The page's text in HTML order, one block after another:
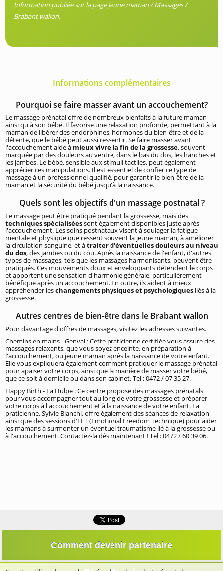
Information publiée sur la page Jeune maman / Massages /
Brabant wallon.
Informations complémentaires
Pourquoi se faire masser avant un accouchement?
Le massage prénatal offre de nombreux bienfaits à la future maman
ainsi qu'à son bébé. Il favorise une relaxation profonde, permettant à la
maman de libérer des endorphines, hormones du bien-être et de la
détente, que le bébé peut aussi ressentir. Se faire masser avant
l'accouchement aide à mieux vivre la fin de la grossesse, souvent
marquée par des douleurs au ventre, dans le bas du dos, les hanches et
les jambes. Le bébé, sensible aux stimuli tactiles, peut également
apprécier ces manipulations. Il est essentiel de confier ce type de
massage à un professionnel qualifié, pour garantir le bien-être de la
maman et la sécurité du bébé jusqu'à la naissance.
Quels sont les objectifs d'un massage postnatal ?
Le massage peut être pratiqué pendant la grossesse, mais des
techniques spécialiséessont également disponibles juste après
l'accouchement. Les soins postnataux visent à soulager la fatigue
mentale et physique que ressent souvent la jeune maman, à améliorer
la circulation sanguine, et àtraiter d'éventuelles douleurs au niveau
du dos, des jambes ou du cou. Après la naissance de l'enfant, d'autres
types de massages, tels que les massages harmonisants, peuvent être
pratiqués. Ces mouvements doux et enveloppants détendent le corps
et apportent une sensation d'harmonie générale, particulièrement
bénéfique après un accouchement. En outre, ils aident à mieux
appréhender leschangements physiques et psychologiques liés à la
grossesse.
Autres centres de bien-être dans le Brabant wallon
Pour davantage d'offres de massages, visitez les adresses suivantes.
Chemins en mains - Genval : Cette praticienne certifiée vous assure des
massages relaxants, que vous soyez enceinte, en préparation à
l'accouchement, ou jeune maman après la naissance de votre enfant.
Elle vous expliquera également comment pratiquer le massage prénatal
pour apaiser votre corps, ainsi que la manière de masser votre bébé,
que ce soit à domicile ou dans son cabinet. Tel : 0472 / 07 35 27.
Happy Birth - La Hulpe : Ce centre propose des massages prénatals
pour vous accompagner tout au long de votre grossesse et préparer
votre corps à l'accouchement et à la naissance de votre enfant. La
praticienne, Sylvie Bianchi, offre également des séances de relaxation
ainsi que des sessions d'EFT (Emotional Freedom Technique) pour aider
les mamans à surmonter un éventuel traumatisme lié à la grossesse ou
à l'accouchement. Contactez-la dès maintenant ! Tel : 0472 / 60 39 06.
Comment devenir partenaire